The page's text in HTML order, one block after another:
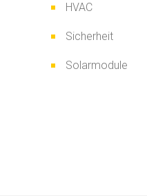
HVAC
Sicherheit
Solarmodule